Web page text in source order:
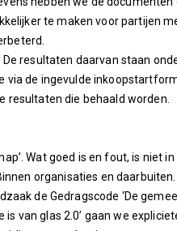
te maken voor partijen
De resultaten daarvan staan
via de ingevulde
resultaten die behaald worden.
Wat goed is en fout, is niet
organisaties en
de Gedragscode ‘De
is van glas 2.0’ gaan we